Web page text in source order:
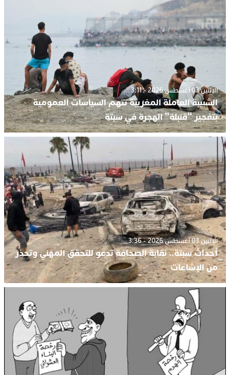
الإثنين 03 أغسطس 2026 - 3:11
الشبيبة العاملة المغربية تتهم السياسات العمومية
بتفجير “قنبلة” الهجرة في سبتة
الإثنين 03 أغسطس 2026 - 3:36
أحداث سبتة.. نقابة الصحافة تدعو للتحقق المهني وتحذر
من الإشاعات